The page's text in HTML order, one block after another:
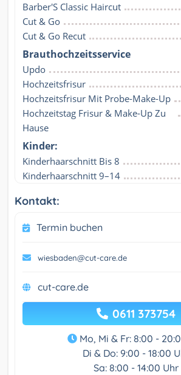
Barber'S Classic Haircut
Cut & Go
Cut & Go Recut
Brauthochzeitsservice
Updo
Hochzeitsfrisur
Hochzeitsfrisur Mit Probe-Make-Up
Hochzeitstag Frisur & Make-Up Zu
Hause
Kinder:
Kinderhaarschnitt Bis 8
Kinderhaarschnitt 9–14
Kontakt:
Termin buchen
wiesbaden@cut-care.de
cut-care.de
0611 373754
Mo, Mi & Fr: 8:00 -
Di & Do: 9:00 - 18:00
Sa: 8:00 - 14:00 Uhr